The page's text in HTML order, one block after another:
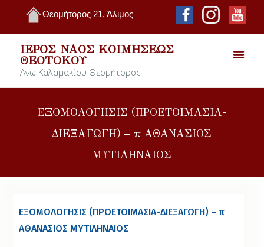
Θεομήτορος 21, Άλιμος
ΙΕΡΌΣ ΝΑΌΣ ΚΟΙΜΉΣΕΩΣ
ΘΕΟΤΌΚΟΥ
Άνω Καλαμακίου Θεομήτορος
ΕΞΟΜΟΛΟΓΗΣΙΣ (ΠΡΟΕΤΟΙΜΑΣΙΑ-
ΔΙΕΞΑΓΩΓΗ) – π ΑΘΑΝΑΣΙΟΣ
ΜΥΤΙΛΗΝΑΙΟΣ
ΕΞΟΜΟΛΟΓΗΣΙΣ (ΠΡΟΕΤΟΙΜΑΣΙΑ-ΔΙΕΞΑΓΩΓΗ) – π
ΑΘΑΝΑΣΙΟΣ ΜΥΤΙΛΗΝΑΙΟΣ